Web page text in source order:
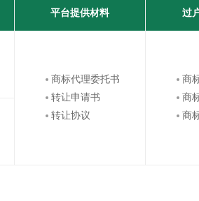
平台提供材料 过
商标代理委托书
转让申请书
转让协议
商
商
商